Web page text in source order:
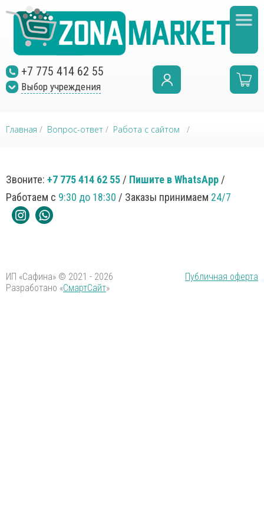
+7 775 414 62 55
Выбор учреждения
Главная / Вопрос-ответ / Работа с сайтом /
Звоните: +7 775 414 62 55 / Пишите в WhatsApp /
Работаем с 9:30 до 18:30 / Заказы принимаем 24/7
ИП «Сафина» © 2021 - 2026
Публичная оферта
Разработано «СмартСайт»